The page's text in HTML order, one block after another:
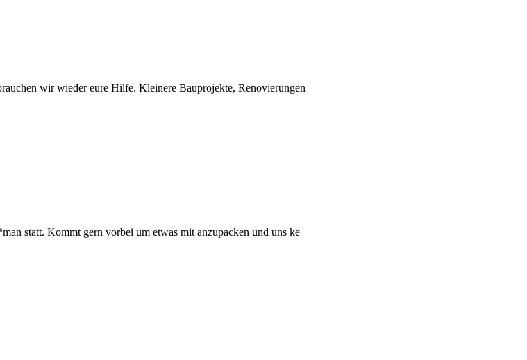
wir wieder eure Hilfe. Kleinere Bauprojekte, Renovierungen
statt. Kommt gern vorbei um etwas mit anzupacken und uns ke